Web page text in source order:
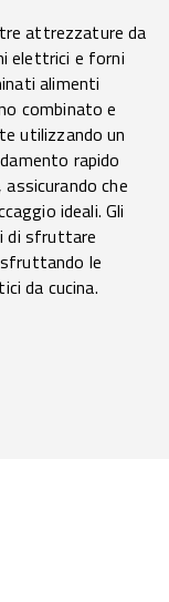
attrezzature da
elettrici e forni
alimenti
combinato e
utilizzando un
rapido
che
ideali. Gli
di sfruttare
le
da cucina.